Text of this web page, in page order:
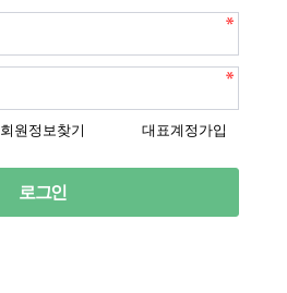
회원정보찾기 대표계정가입
로그인